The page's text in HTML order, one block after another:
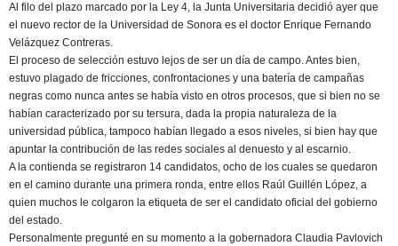
Al filo del plazo marcado por la Ley 4, la Junta Universitaria decidió ayer que
el nuevo rector de la Universidad de Sonora es el doctor Enrique Fernando
Velázquez Contreras.
El proceso de selección estuvo lejos de ser un día de campo. Antes bien,
estuvo plagado de fricciones, confrontaciones y una batería de campañas
negras como nunca antes se había visto en otros procesos, que si bien no se
habían caracterizado por su tersura, dada la propia naturaleza de la
universidad pública, tampoco habían llegado a esos niveles, si bien hay que
apuntar la contribución de las redes sociales al denuesto y al escarnio.
A la contienda se registraron 14 candidatos, ocho de los cuales se quedaron
en el camino durante una primera ronda, entre ellos Raúl Guillén López, a
quien muchos le colgaron la etiqueta de ser el candidato oficial del gobierno
del estado.
Personalmente pregunté en su momento a la gobernadora Claudia Pavlovich